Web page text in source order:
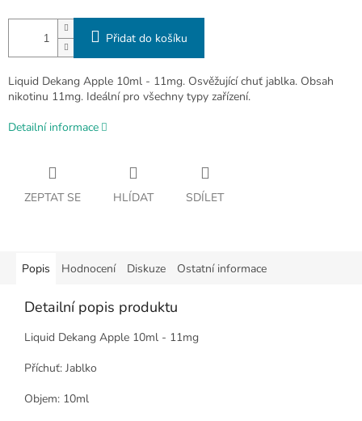
Přidat do košíku
Liquid Dekang Apple 10ml - 11mg. Osvěžující chuť jablka. Obsah
nikotinu 11mg. Ideální pro všechny typy zařízení.
Detailní informace
ZEPTAT SE HLÍDAT SDÍLET
Popis Hodnocení Diskuze Ostatní informace
Detailní popis produktu
Liquid Dekang Apple 10ml - 11mg
Příchuť: Jablko
Objem: 10ml